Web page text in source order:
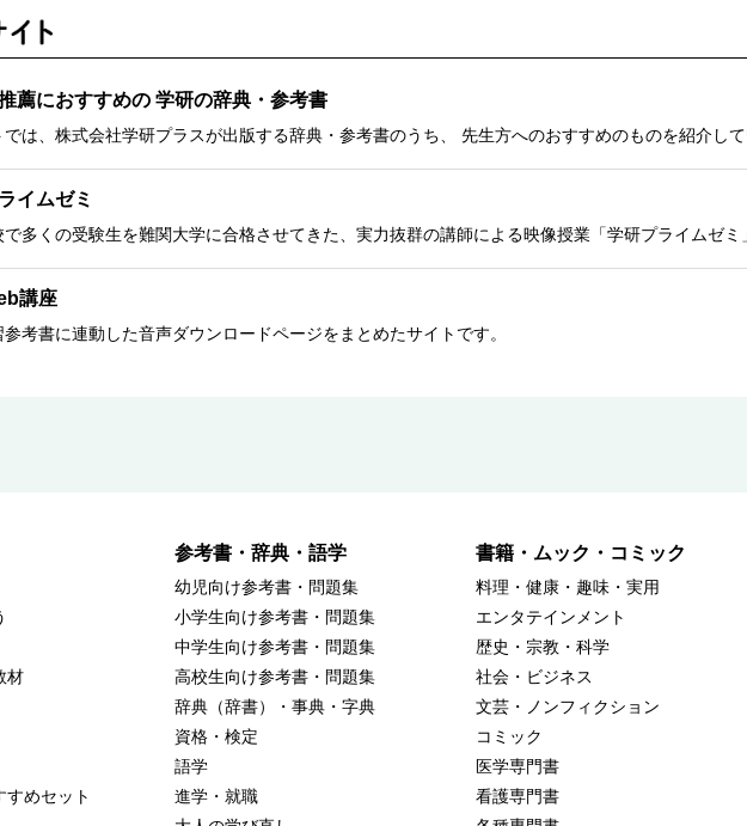
薦におすすめの 学研の辞典・参考書
では、株式会社学研プラスが出版する辞典・参考書のうち、 先生方へのおすすめのものを紹介して
イムゼミ
多くの受験生を難関大学に合格させてきた、実力抜群の講師による映像授業「学研プライムゼミ
講座
考書に連動した音声ダウンロードページをまとめたサイトです。
材
すめセット
参考書・辞典・語学
幼児向け参考書・問題集
小学生向け参考書・問題集
中学生向け参考書・問題集
高校生向け参考書・問題集
辞典（辞書）・事典・字典
資格・検定
語学
進学・就職
書籍・ムック・コミック
料理・健康・趣味・実用
エンタテインメント
歴史・宗教・科学
社会・ビジネス
文芸・ノンフィクション
コミック
医学専門書
看護専門書